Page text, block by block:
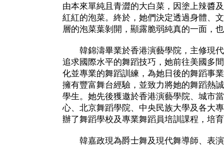
由本來單純且青澀的大白菜，因塗上辣醬
紅紅的泡菜。終於，她們決定透過身體、
層的泡菜葉剝開，顯露脆弱純真的一面，
韓錦濤畢業於香港演藝學院，主修現代
追求國際水平的舞蹈技巧，她前往美國多
化並專業的舞蹈訓練，為她日後的舞蹈事
擁有豐富舞台經驗，並致力將她的舞蹈熱
學生。她先後獲邀於香港演藝學院、城市
心、北京舞蹈學院、中央民族大學及各大
辦了舞蹈學校及專業舞蹈員培訓課程，培
韓嘉政現為爵士舞及現代舞導師、表演